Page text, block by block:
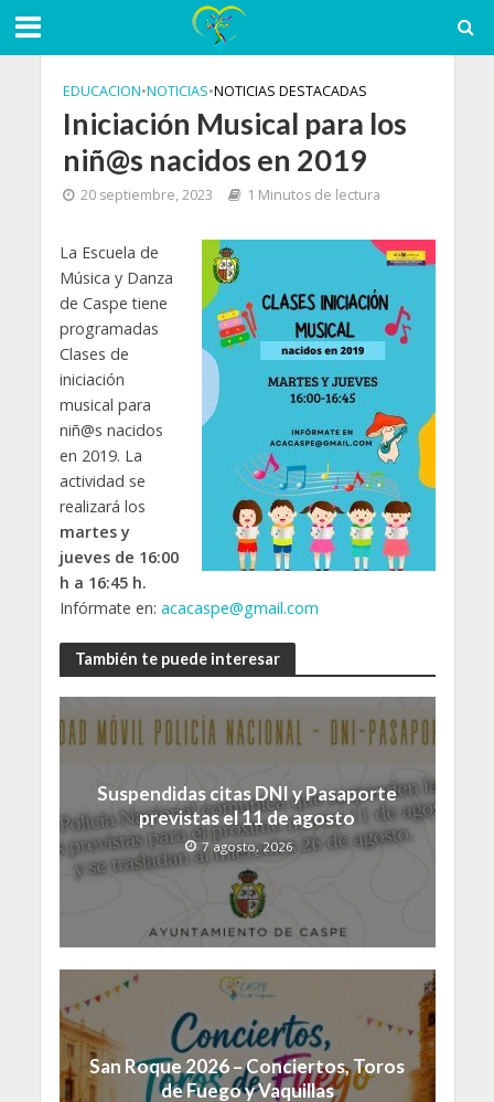
EDUCACION•NOTICIAS•NOTICIAS DESTACADAS
Iniciación Musical para los
niñ@s nacidos en 2019
20 septiembre, 2023 1 Minutos de lectura
La Escuela de
Música y Danza
de Caspe tiene
programadas
Clases de
iniciación
musical para
niñ@s nacidos
en 2019. La
actividad se
realizará los
martes y
jueves de 16:00
h a 16:45 h.
Infórmate en: acacaspe@gmail.com
También te puede interesar
Suspendidas citas DNI y Pasaporte
previstas el 11 de agosto
7 agosto, 2026
San Roque 2026 – Conciertos, Toros
de Fuego y Vaquillas